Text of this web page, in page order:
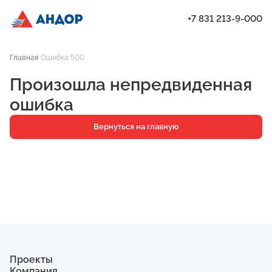
Проекты
Квартиры
Паркинг
Кладовые
+7 831 213-9-000
Главная Ошибка 500
Произошла непредвиденная
ошибка
Вернуться на главную
Проекты